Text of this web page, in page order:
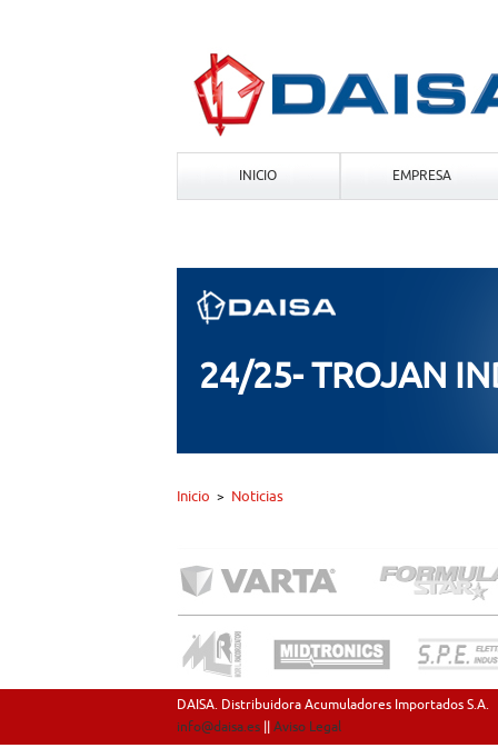
INICIO EMPRESA
24/25- TROJAN
Inicio > Noticias
DAISA. Distribuidora Acumuladores Importados S.A.
info@daisa.es|| Aviso Legal